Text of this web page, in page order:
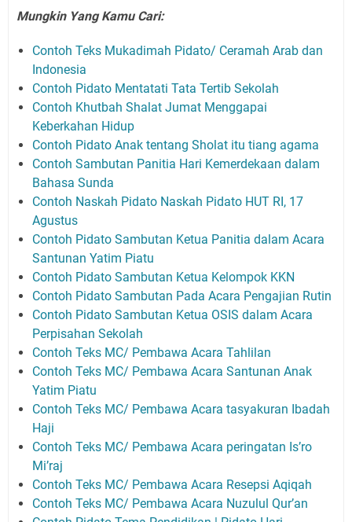
Mungkin Yang Kamu Cari:
Contoh Teks Mukadimah Pidato/ Ceramah Arab dan
Indonesia
Contoh Pidato Mentatati Tata Tertib Sekolah
Contoh Khutbah Shalat Jumat Menggapai
Keberkahan Hidup
Contoh Pidato Anak tentang Sholat itu tiang agama
Contoh Sambutan Panitia Hari Kemerdekaan dalam
Bahasa Sunda
Contoh Naskah Pidato Naskah Pidato HUT RI, 17
Agustus
Contoh Pidato Sambutan Ketua Panitia dalam Acara
Santunan Yatim Piatu
Contoh Pidato Sambutan Ketua Kelompok KKN
Contoh Pidato Sambutan Pada Acara Pengajian Rutin
Contoh Pidato Sambutan Ketua OSIS dalam Acara
Perpisahan Sekolah
Contoh Teks MC/ Pembawa Acara Tahlilan
Contoh Teks MC/ Pembawa Acara Santunan Anak
Yatim Piatu
Contoh Teks MC/ Pembawa Acara tasyakuran Ibadah
Haji
Contoh Teks MC/ Pembawa Acara peringatan Is’ro
Mi’raj
Contoh Teks MC/ Pembawa Acara Resepsi Aqiqah
Contoh Teks MC/ Pembawa Acara Nuzulul Qur’an